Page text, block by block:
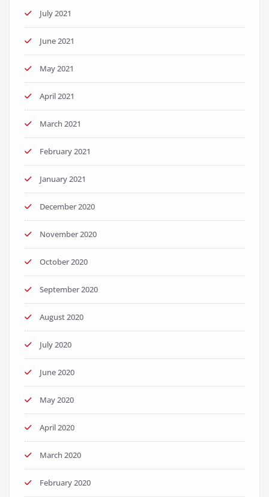
July 2021
June 2021
May 2021
April 2021
March 2021
February 2021
January 2021
December 2020
November 2020
October 2020
September 2020
August 2020
July 2020
June 2020
May 2020
April 2020
March 2020
February 2020